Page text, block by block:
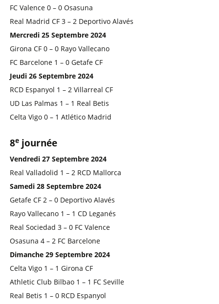
FC Valence 0 – 0 Osasuna
Real Madrid CF 3 – 2 Deportivo Alavés
Mercredi 25 Septembre 2024
Girona CF 0 – 0 Rayo Vallecano
FC Barcelone 1 – 0 Getafe CF
Jeudi 26 Septembre 2024
RCD Espanyol 1 – 2 Villarreal CF
UD Las Palmas 1 – 1 Real Betis
Celta Vigo 0 – 1 Atlético Madrid
8e journée
Vendredi 27 Septembre 2024
Real Valladolid 1 – 2 RCD Mallorca
Samedi 28 Septembre 2024
Getafe CF 2 – 0 Deportivo Alavés
Rayo Vallecano 1 – 1 CD Leganés
Real Sociedad 3 – 0 FC Valence
Osasuna 4 – 2 FC Barcelone
Dimanche 29 Septembre 2024
Celta Vigo 1 – 1 Girona CF
Athletic Club Bilbao 1 – 1 FC Seville
Real Betis 1 – 0 RCD Espanyol